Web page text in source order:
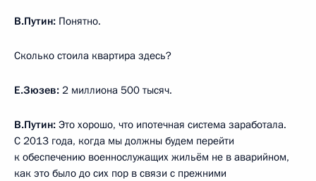
В.Путин: Понятно.
Сколько стоила квартира здесь?
Е.Зюзев: 2 миллиона 500 тысяч.
В.Путин: Это хорошо, что ипотечная система заработала.
С 2013 года, когда мы должны будем перейти
к обеспечению военнослужащих жильём не в аварийном,
как это было до сих пор в связи с прежними